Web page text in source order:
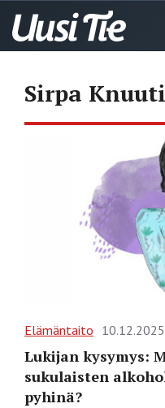
Sirpa
Elämäntaito 10.12.2025
Lukijan kysymys:
sukulaisten
pyhinä?